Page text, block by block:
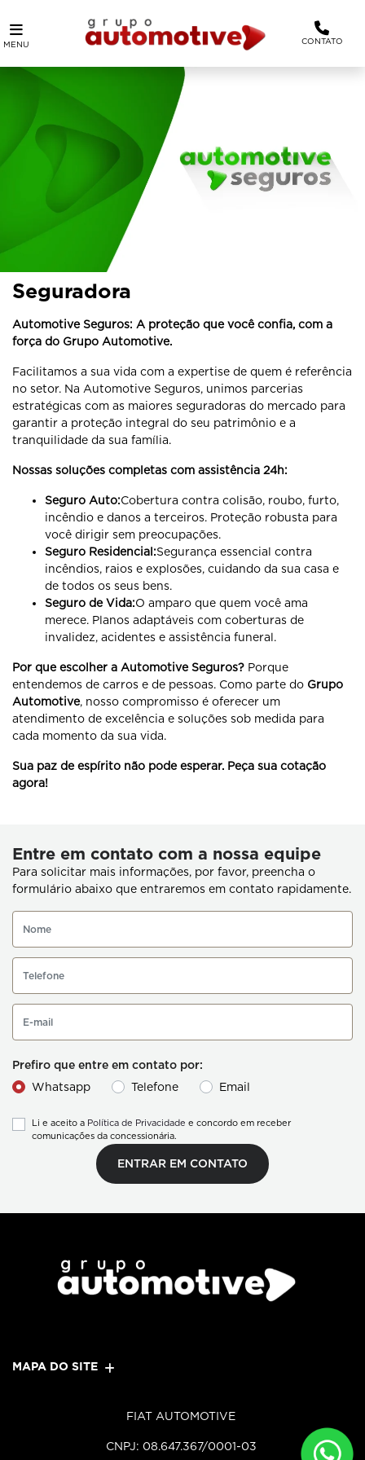
MENU CONTATO
Seguradora
Automotive Seguros: A proteção que você confia, com a
força do Grupo Automotive.
Facilitamos a sua vida com a expertise de quem é referência
no setor. Na Automotive Seguros, unimos parcerias
estratégicas com as maiores seguradoras do mercado para
garantir a proteção integral do seu patrimônio e a
tranquilidade da sua família.
Nossas soluções completas com assistência 24h:
Seguro Auto:Cobertura contra colisão, roubo, furto,
incêndio e danos a terceiros. Proteção robusta para
você dirigir sem preocupações.
Seguro Residencial:Segurança essencial contra
incêndios, raios e explosões, cuidando da sua casa e
de todos os seus bens.
Seguro de Vida:O amparo que quem você ama
merece. Planos adaptáveis com coberturas de
invalidez, acidentes e assistência funeral.
Por que escolher a Automotive Seguros? Porque
entendemos de carros e de pessoas. Como parte do Grupo
Automotive, nosso compromisso é oferecer um
atendimento de excelência e soluções sob medida para
cada momento da sua vida.
Sua paz de espírito não pode esperar. Peça sua cotação
agora!
Entre em contato com a nossa equipe
Para solicitar mais informações, por favor, preencha o
formulário abaixo que entraremos em contato rapidamente.
Prefiro que entre em contato por:
Whatsapp
Telefone Email
Li e aceito a Política de Privacidade e concordo em receber
comunicações da concessionária.
ENTRAR EM CONTATO
MAPA DO SITE
FIAT AUTOMOTIVE
CNPJ: 08.647.367/0001-03